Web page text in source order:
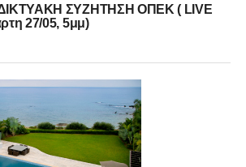
ΣΥΖΗΤΗΣΗ ΟΠΕΚ ( LIVE
27/05, 5μμ)